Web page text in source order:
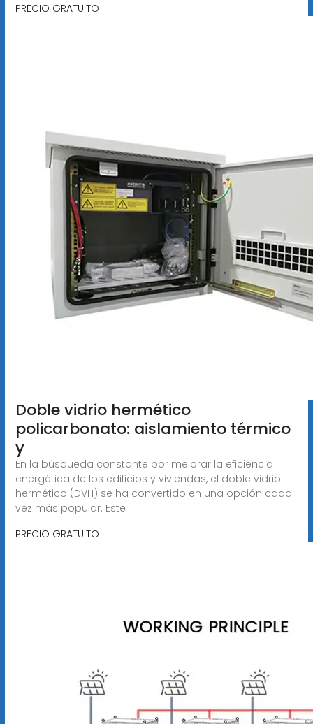
PRECIO GRATUITO
Doble vidrio hermético
policarbonato: aislamiento térmico
y
En la búsqueda constante por mejorar la eficiencia
energética de los edificios y viviendas, el doble vidrio
hermético (DVH) se ha convertido en una opción cada
vez más popular. Este
PRECIO GRATUITO